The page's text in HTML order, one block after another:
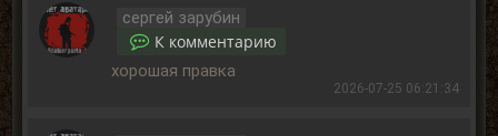
сергей зарубин
К комментарию
хорошая правка
2026-07-25 06:21:34